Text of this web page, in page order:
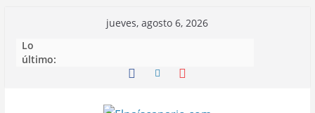
contenido
jueves, agosto 6, 2026
Lo
último: